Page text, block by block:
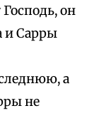
он
и Сарры
а
не